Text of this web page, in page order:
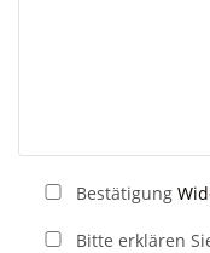
Bestätigung
Bitte erklären